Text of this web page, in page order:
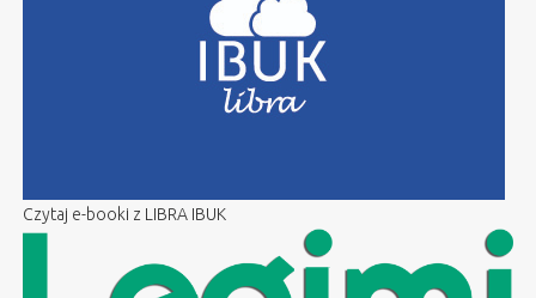
Czytaj e-booki z LIBRA IBUK